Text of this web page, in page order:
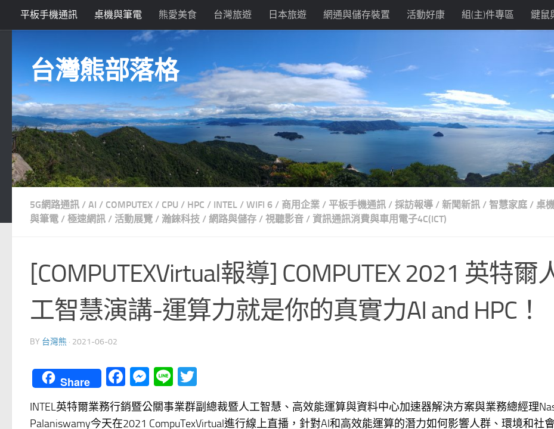
Skip to content
平板手機通訊 桌機與筆電 熊愛美食 台灣旅遊 日本旅遊 網通與儲存裝置 活動好康 組(主)件專區 鍵鼠
台灣熊部落格
5G網路通訊 / AI / COMPUTEX / CPU / HPC / INTEL / WIFI 6 / 商用企業 / 平板手機通訊 / 採訪報導 / 新聞新訊 / 智慧家庭 / 桌
與筆電 / 極速網訊 / 活動展覽 / 瀚錸科技 / 網路與儲存 / 視聽影音 / 資訊通訊消費與車用電子4C(ICT)
[COMPUTEXVirtual報導] COMPUTEX 2021 英特爾
工智慧演講-運算力就是你的真實力AI and HPC！
BY 台灣熊 · 2021-06-02
Share Facebook
Messenger
Line
INTEL英特爾業務行銷暨公關事業群副總裁暨人工智慧、高效能運算與資料中心加速器解決方案與業務總經理
Palaniswamy今天在2021 CompuTexVirtual進行線上直播，針對AI和高效能運算的潛力如何影響人群、環境和社